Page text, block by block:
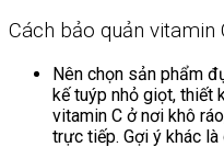
Cách bảo quản vitamin
Nên chọn sản phẩm
kế tuýp nhỏ giọt, thiết
vitamin C ở nơi khô
trực tiếp. Gợi ý khác